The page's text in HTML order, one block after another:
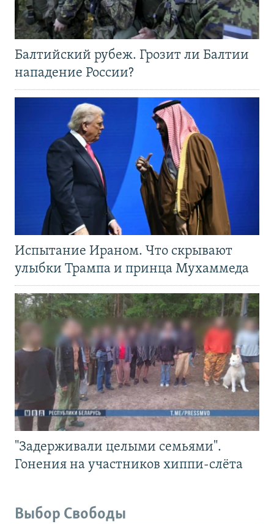
Балтийский рубеж. Грозит ли Балтии
нападение России?
Испытание Ираном. Что скрывают
улыбки Трампа и принца Мухаммеда
"Задерживали целыми семьями".
Гонения на участников хиппи-слёта
Выбор Свободы